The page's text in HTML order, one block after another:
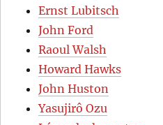
Ernst Lubitsch
John Ford
Raoul Walsh
Howard Hawks
John Huston
Yasujirô Ozu